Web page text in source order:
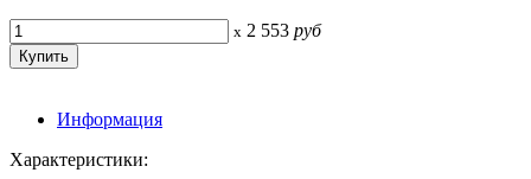
x 2 553 руб
Информация
Характеристики: